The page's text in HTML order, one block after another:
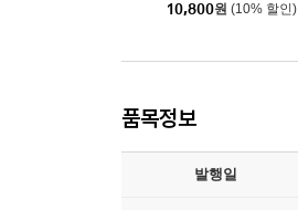
10,800원 (10% 할인)
품목정보
발행일